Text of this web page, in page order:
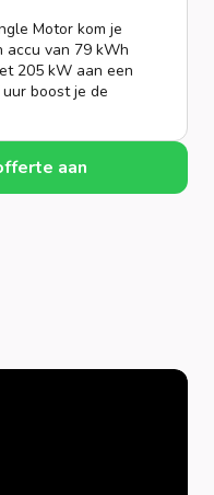
Motor kom je
accu van 79 kWh
205 kW aan een
boost je de
aan